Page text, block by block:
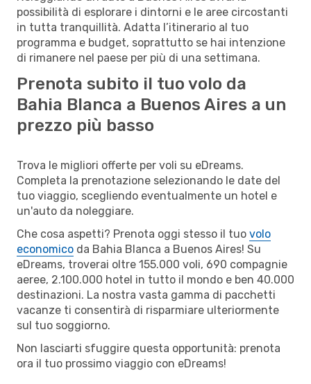
possibilità di esplorare i dintorni e le aree circostanti
in tutta tranquillità. Adatta l’itinerario al tuo
programma e budget, soprattutto se hai intenzione
di rimanere nel paese per più di una settimana.
Prenota subito il tuo volo da
Bahia Blanca a Buenos Aires a un
prezzo più basso
Trova le migliori offerte per voli su eDreams.
Completa la prenotazione selezionando le date del
tuo viaggio, scegliendo eventualmente un hotel e
un'auto da noleggiare.
Che cosa aspetti? Prenota oggi stesso il tuo volo
economico da Bahia Blanca a Buenos Aires! Su
eDreams, troverai oltre 155.000 voli, 690 compagnie
aeree, 2.100.000 hotel in tutto il mondo e ben 40.000
destinazioni. La nostra vasta gamma di pacchetti
vacanze ti consentirà di risparmiare ulteriormente
sul tuo soggiorno.
Non lasciarti sfuggire questa opportunità: prenota
ora il tuo prossimo viaggio con eDreams!